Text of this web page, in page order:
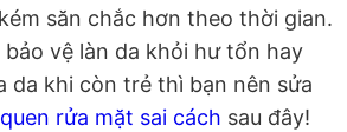
săn chắc hơn theo thời gian.
bảo vệ làn da khỏi hư tổn hay
da khi còn trẻ thì bạn nên sửa
rửa mặt sai cách sau đây!